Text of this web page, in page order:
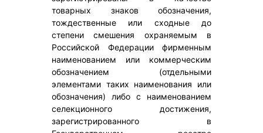
товарных знаков обозначения,
тождественные или сходные до
степени смешения охраняемым в
Российской Федерации фирменным
наименованием или коммерческим
обозначением (отдельными
элементами таких наименования или
обозначения) либо с наименованием
селекционного достижения,
зарегистрированного в